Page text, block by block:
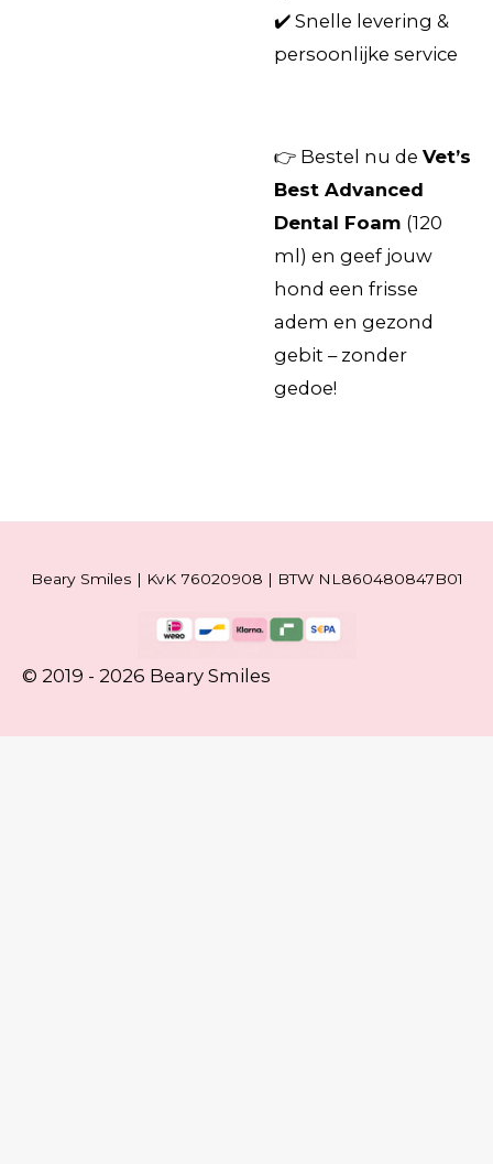
✔️ Snelle levering &
persoonlijke service
👉 Bestel nu de Vet’s
Best Advanced
Dental Foam (120
ml) en geef jouw
hond een frisse
adem en gezond
gebit – zonder
gedoe!
Beary Smiles | KvK 76020908 | BTW NL860480847B01
© 2019 - 2026 Beary Smiles